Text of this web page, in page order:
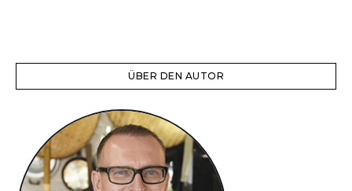
ÜBER DEN AUTOR